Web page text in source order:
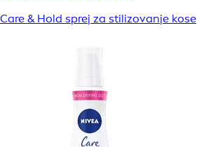
Care & Hold sprej za stilizovanje kose